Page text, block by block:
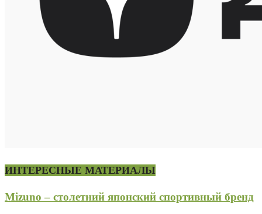
ИНТЕРЕСНЫЕ МАТЕРИАЛЫ
Mizuno – столетний японский спортивный бренд